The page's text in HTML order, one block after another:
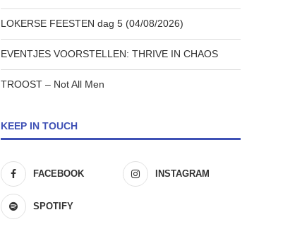
LOKERSE FEESTEN dag 5 (04/08/2026)
EVENTJES VOORSTELLEN: THRIVE IN CHAOS
TROOST – Not All Men
KEEP IN TOUCH
FACEBOOK INSTAGRAM
SPOTIFY